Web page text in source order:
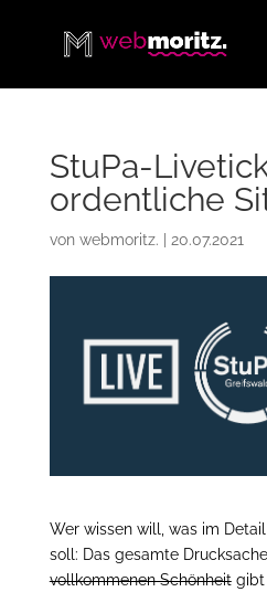
StuPa-
ordentliche
von webmoritz. 20.07.2021
Wer wissen will, was im
soll: Das gesamte
vollkommenen Schönheitgibt